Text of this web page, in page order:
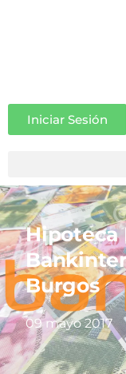
Iniciar Sesión
Hipoteca
Burgos
09 mayo 2017